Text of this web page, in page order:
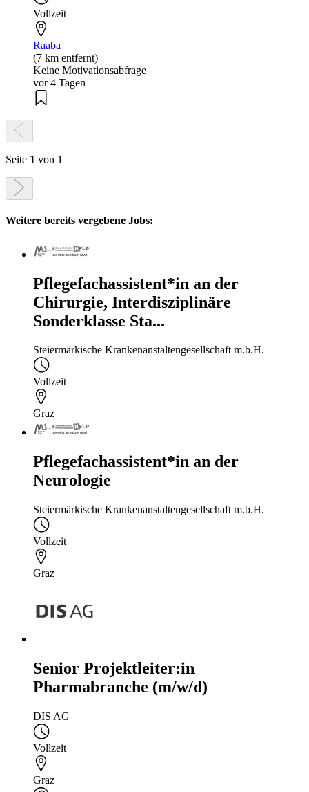
Vollzeit
Raaba
(7 km entfernt)
Keine Motivationsabfrage
vor 4 Tagen
Seite 1 von 1
Weitere bereits vergebene Jobs:
Pflegefachassistent*in an der
Chirurgie, Interdisziplinäre
Sonderklasse Sta...
Steiermärkische Krankenanstaltengesellschaft m.b.H.
Vollzeit
Graz
Pflegefachassistent*in an der
Neurologie
Steiermärkische Krankenanstaltengesellschaft m.b.H.
Vollzeit
Graz
Senior Projektleiter:in
Pharmabranche (m/w/d)
DIS AG
Vollzeit
Graz